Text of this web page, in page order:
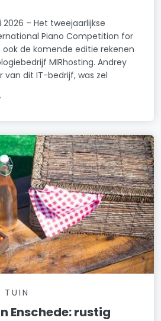
2026 – Het tweejaarlijkse
Piano Competition for
ook de komende editie rekenen
MIRhosting. Andrey
van dit IT-bedrijf, was zel
TUIN
Enschede: rustig